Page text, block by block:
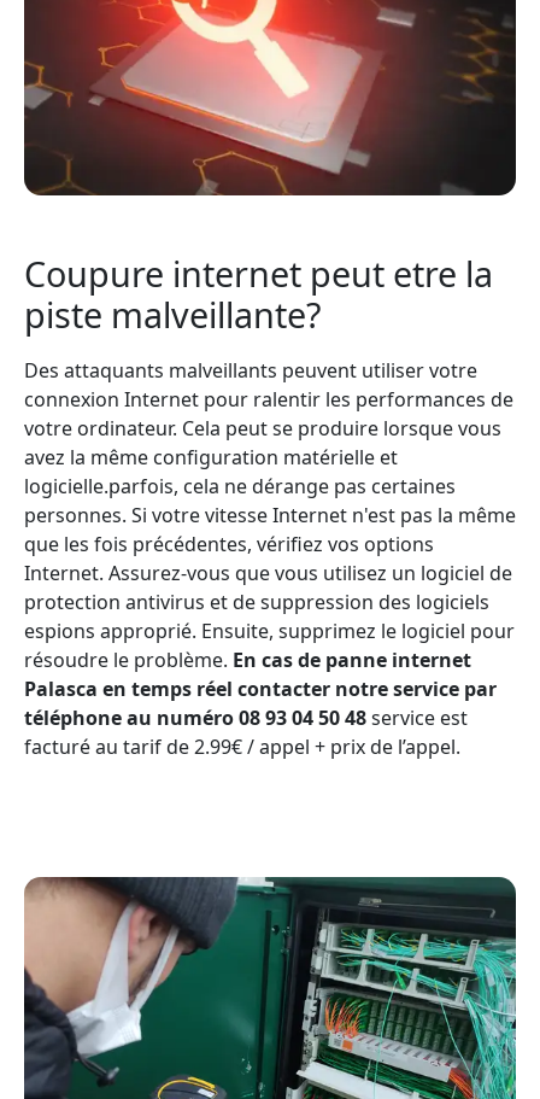
Coupure internet peut etre la
piste malveillante?
Des attaquants malveillants peuvent utiliser votre
connexion Internet pour ralentir les performances de
votre ordinateur. Cela peut se produire lorsque vous
avez la même configuration matérielle et
logicielle.parfois, cela ne dérange pas certaines
personnes. Si votre vitesse Internet n'est pas la même
que les fois précédentes, vérifiez vos options
Internet. Assurez-vous que vous utilisez un logiciel de
protection antivirus et de suppression des logiciels
espions approprié. Ensuite, supprimez le logiciel pour
résoudre le problème. En cas de panne internet
Palasca en temps réel contacter notre service par
téléphone au numéro 08 93 04 50 48service est
facturé au tarif de 2.99€ / appel + prix de l’appel.